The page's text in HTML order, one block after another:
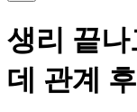
생리 끝
데 관계